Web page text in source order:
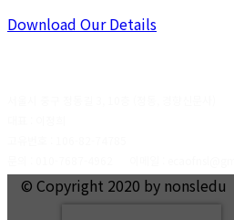
Download Our Details
© Copyright 2020 by nonsledu